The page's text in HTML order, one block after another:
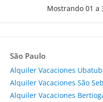
Mostrando 01 a
São Paulo
Alquiler Vacaciones
Alquiler Vacaciones São
Alquiler Vacaciones